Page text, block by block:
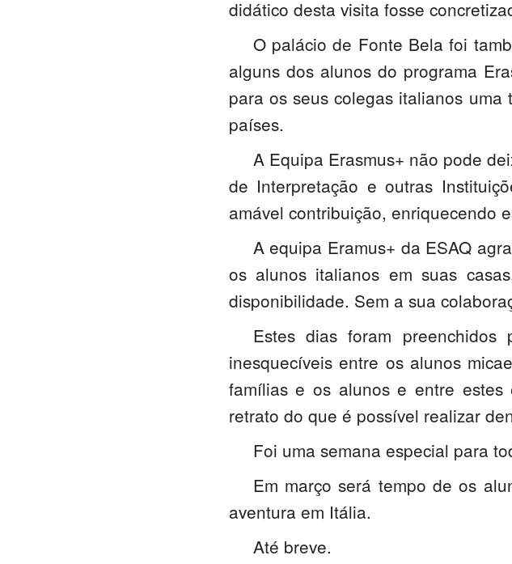
didático desta visita fosse
O palácio de Fonte Bela foi
alguns dos alunos do programa
para os seus colegas italianos
países.
A Equipa Erasmus+ não pode
de Interpretação e outras
amável contribuição, enriquecendo
A equipa Eramus+ da ESAQ
os alunos italianos em suas
disponibilidade. Sem a sua
Estes dias foram
inesquecíveis entre os alunos
famílias e os alunos e entre estes
retrato do que é possível realizar
Foi uma semana especial para
Em março será tempo de os
aventura em Itália.
Até breve.